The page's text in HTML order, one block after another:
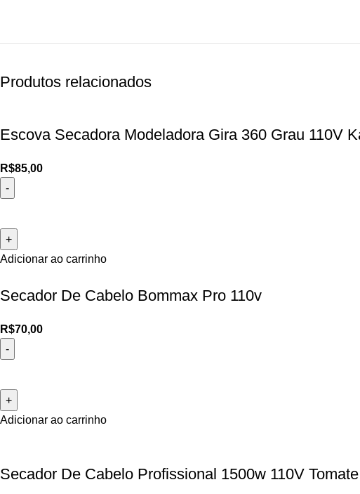
Produtos relacionados
Escova Secadora Modeladora Gira 360 Grau 110V
R$85,00
Adicionar ao carrinho
Secador De Cabelo Bommax Pro 110v
R$70,00
Adicionar ao carrinho
Secador De Cabelo Profissional 1500w 110V